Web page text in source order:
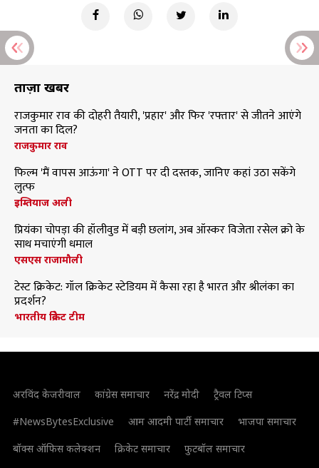
ताज़ा खबरें
राजकुमार राव की दोहरी तैयारी, 'प्रहार' और फिर 'रफ्तार' से जीतने आएंगे
जनता का दिल?
राजकुमार राव
फिल्म 'मैं वापस आऊंगा' ने OTT पर दी दस्तक, जानिए कहां उठा सकेंगे
लुत्फ
इम्तियाज अली
प्रियंका चोपड़ा की हॉलीवुड में बड़ी छलांग, अब ऑस्कर विजेता रसेल क्रो के
साथ मचाएंगी धमाल
एसएस राजामौली
टेस्ट क्रिकेट: गॉल क्रिकेट स्टेडियम में कैसा रहा है भारत और श्रीलंका का
प्रदर्शन?
भारतीय क्रिकेट टीम
अरविंद केजरीवाल कांग्रेस समाचार नरेंद्र मोदी
ट्रैवल टिप्स
#NewsBytesExclusive
आम आदमी पार्टी समाचार
भाजपा समाचार
बॉक्स ऑफिस कलेक्शन
क्रिकेट समाचार फुटबॉल समाचार